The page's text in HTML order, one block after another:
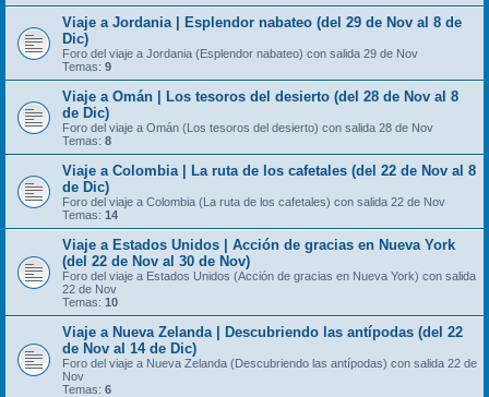
Viaje a Jordania | Esplendor nabateo (del 29 de Nov al 8 de
Dic)
Foro del viaje a Jordania (Esplendor nabateo) con salida 29 de Nov
Temas: 9
Viaje a Omán | Los tesoros del desierto (del 28 de Nov al 8
de Dic)
Foro del viaje a Omán (Los tesoros del desierto) con salida 28 de Nov
Temas: 8
Viaje a Colombia | La ruta de los cafetales (del 22 de Nov al 8
de Dic)
Foro del viaje a Colombia (La ruta de los cafetales) con salida 22 de Nov
Temas: 14
Viaje a Estados Unidos | Acción de gracias en Nueva York
(del 22 de Nov al 30 de Nov)
Foro del viaje a Estados Unidos (Acción de gracias en Nueva York) con salida
22 de Nov
Temas: 10
Viaje a Nueva Zelanda | Descubriendo las antípodas (del 22
de Nov al 14 de Dic)
Foro del viaje a Nueva Zelanda (Descubriendo las antípodas) con salida 22 de
Nov
Temas: 6